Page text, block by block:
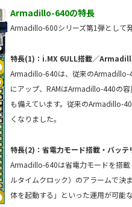
Armadillo-640の特長
Armadillo-600シリーズ第1弾として
特長(1)：i.MX 6ULL搭載／
Armadillo-640は、従来のArmadillo-
にアップ、RAMはArmadillo-440の
も備えています。従来のArmadillo-
くなりました。
特長(2)：省電力モード搭載・バッテ
Armadillo-640は省電力モードを搭
ルタイムクロック）のアラームで決
体を起動する」といった運用が可能